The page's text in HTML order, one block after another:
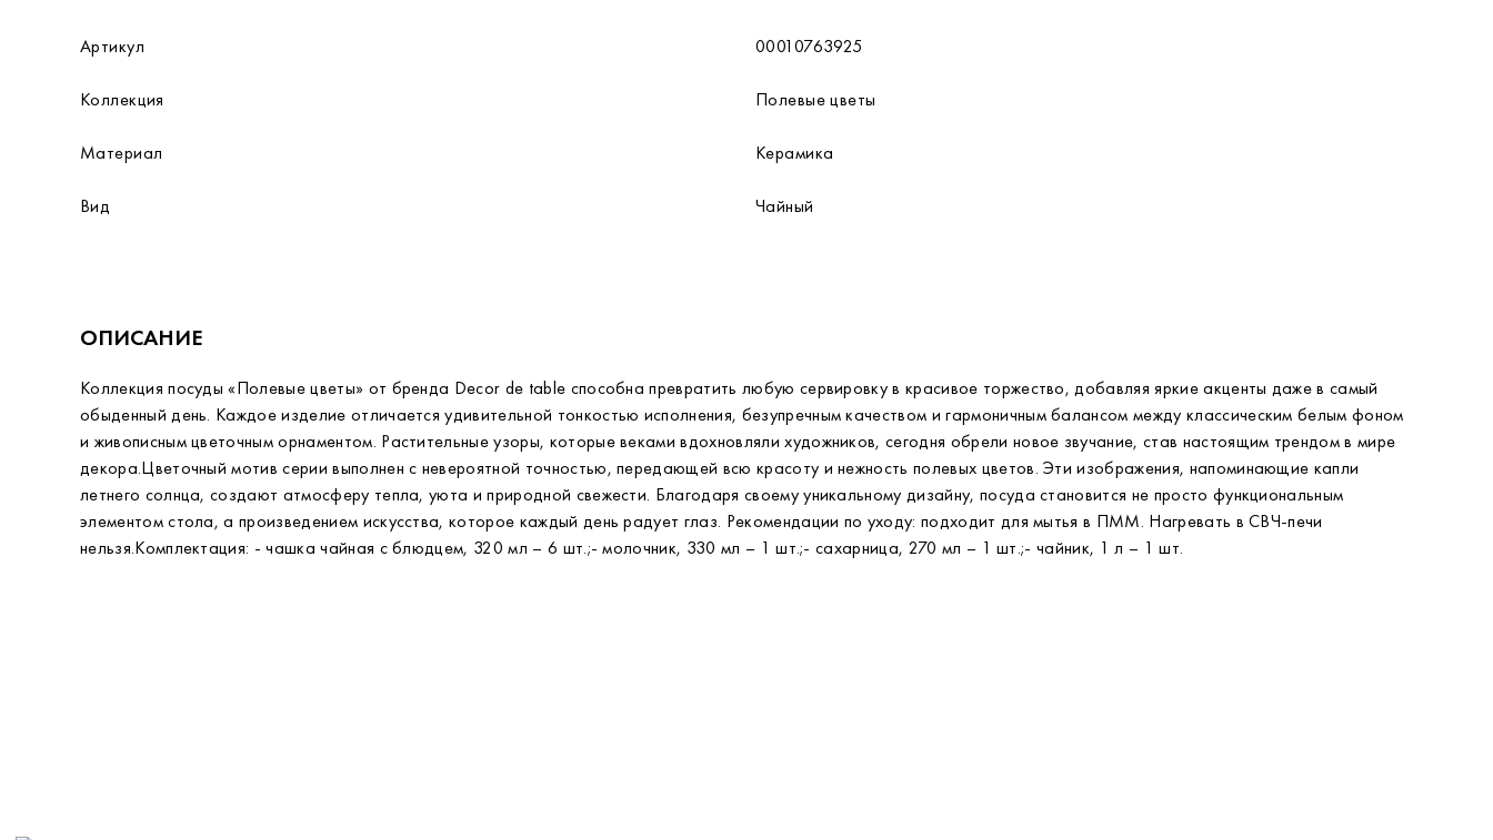
Артикул 00010763925
Коллекция Полевые цветы
Материал Керамика
Вид Чайный
ОПИСАНИЕ
Коллекция посуды «Полевые цветы» от бренда Decor de table способна превратить любую сервировку в красивое торжество, добавляя яркие акценты даже в самый
обыденный день. Каждое изделие отличается удивительной тонкостью исполнения, безупречным качеством и гармоничным балансом между классическим белым фоном
и живописным цветочным орнаментом. Растительные узоры, которые веками вдохновляли художников, сегодня обрели новое звучание, став настоящим трендом в мире
декора.Цветочный мотив серии выполнен с невероятной точностью, передающей всю красоту и нежность полевых цветов. Эти изображения, напоминающие капли
летнего солнца, создают атмосферу тепла, уюта и природной свежести. Благодаря своему уникальному дизайну, посуда становится не просто функциональным
элементом стола, а произведением искусства, которое каждый день радует глаз. Рекомендации по уходу: подходит для мытья в ПММ. Нагревать в СВЧ-печи
нельзя.Комплектация: - чашка чайная с блюдцем, 320 мл – 6 шт.;- молочник, 330 мл – 1 шт.;- сахарница, 270 мл – 1 шт.;- чайник, 1 л – 1 шт.